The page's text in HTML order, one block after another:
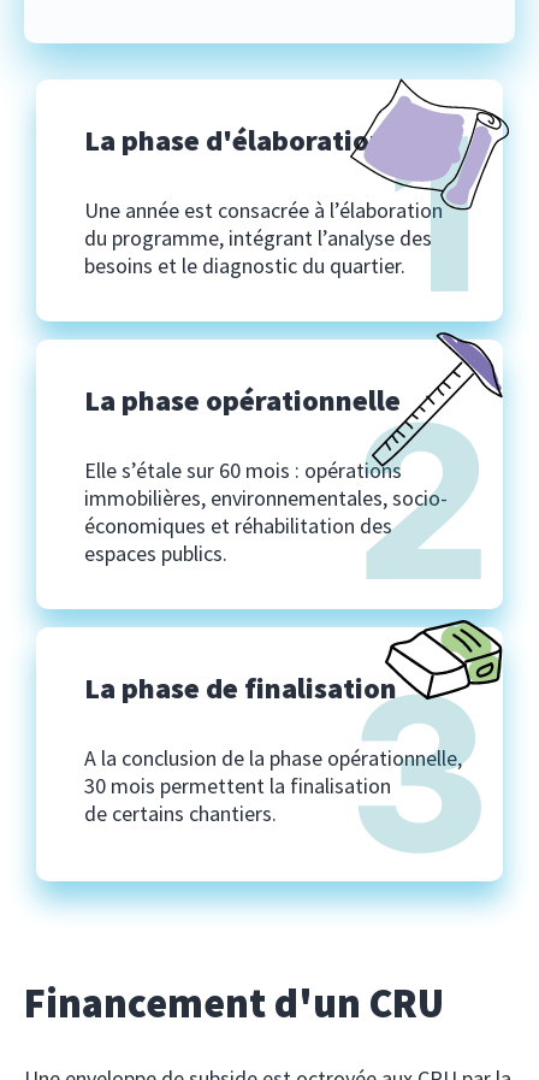
La phase d'élaboration
Une année est consacrée à l’élaboration
du programme, intégrant l’analyse des
besoins et le diagnostic du quartier.1
La phase opérationnelle
Elle s’étale sur 60 mois : opérations
immobilières, environnementales, socio-
économiques et réhabilitation des
espaces publics.
2
La phase de finalisation
A la conclusion de la phase opérationnelle,
30 mois permettent la finalisation
de certains chantiers.
3
Financement d'un CRU